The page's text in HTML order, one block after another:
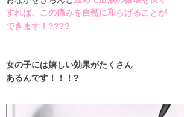
すれば、この痛みを自然に和らげることが
できます！ ????
女の子には嬉しい効果がたくさん
あるんです！！！?